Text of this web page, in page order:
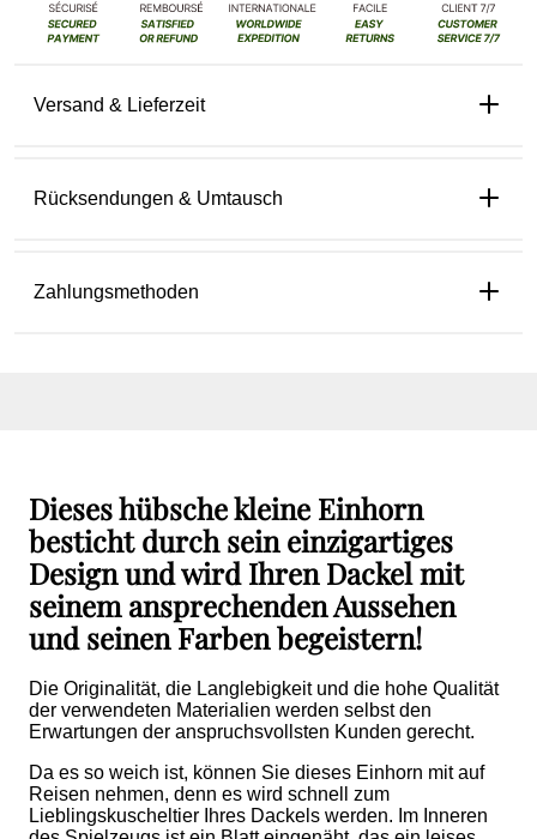
Versand & Lieferzeit
Rücksendungen & Umtausch
Zahlungsmethoden
Dieses hübsche kleine Einhorn
besticht durch sein einzigartiges
Design und wird Ihren Dackel mit
seinem ansprechenden Aussehen
und seinen Farben begeistern!
Die Originalität, die Langlebigkeit und die hohe Qualität
der verwendeten Materialien werden selbst den
Erwartungen der anspruchsvollsten Kunden gerecht.
Da es so weich ist, können Sie dieses Einhorn mit auf
Reisen nehmen, denn es wird schnell zum
Lieblingskuscheltier Ihres Dackels werden. Im Inneren